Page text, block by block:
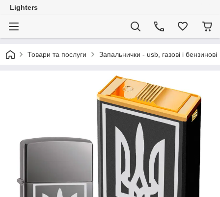
Lighters
Товари та послуги Запальнички - usb, газові і бензинові